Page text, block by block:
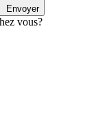
Envoyer
vous?